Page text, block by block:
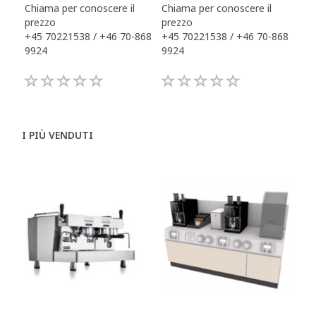
Chiama per conoscere il
prezzo
+45 70221538 / +46 70-868
9924
Chiama per conoscere il
prezzo
+45 70221538 / +46 70-868
9924
I PIÙ VENDUTI